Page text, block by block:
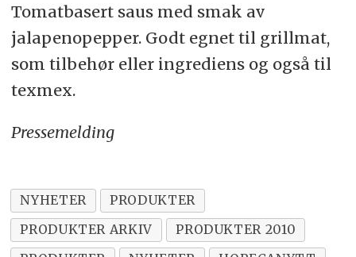
Tomatbasert saus med smak av
jalapenopepper. Godt egnet til grillmat,
som tilbehør eller ingrediens og også til
texmex.
Pressemelding
NYHETER
PRODUKTER
PRODUKTER ARKIV
PRODUKTER 2010